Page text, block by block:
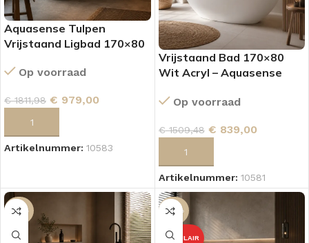
Aquasense Tulpen
Vrijstaand Ligbad 170×80
Op voorraad
€1811,98 € 979,00
Artikelnummer: 10583
Vrijstaand Bad 170×80
Wit Acryl – Aquasense
Op voorraad
€1509,48 € 839,00
Artikelnummer: 10581
-45% -44%
POPULAIR